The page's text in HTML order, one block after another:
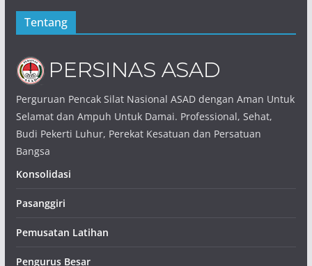
Tentang
Perguruan Pencak Silat Nasional ASAD dengan Aman Untuk
Selamat dan Ampuh Untuk Damai. Professional, Sehat,
Budi Pekerti Luhur, Perekat Kesatuan dan Persatuan
Bangsa
Konsolidasi
Pasanggiri
Pemusatan Latihan
Pengurus Besar